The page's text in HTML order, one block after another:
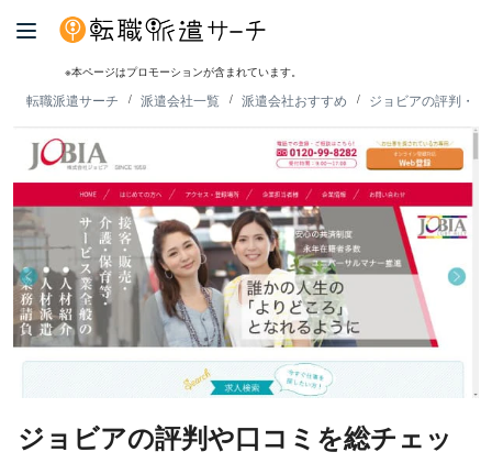
※本ページはプロモーションが含まれています。
転職派遣サーチ 派遣会社一覧 派遣会社おすすめ ジョビアの評判・
ジョビアの評判や口コミを総チェッ